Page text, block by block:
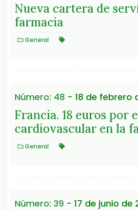
Nueva cartera de
farmacia
General
Número: 48 - 18 de febrero
Francia. 18 euros por
cardiovascular en la
General
Número: 39 - 17 de junio de